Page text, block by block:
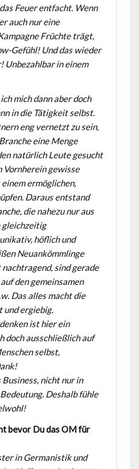
Feuer entfacht. Wenn
auch nur eine
Früchte trägt,
Gefühl! Und das wieder
Unbezahlbar in einem
mich dann aber doch
in die Tätigkeit selbst.
eng vernetzt zu sein,
eine Menge
natürlich Leute gesucht
Vornherein gewisse
ermöglichen,
Daraus entstand
die nahezu nur aus
gleichzeitig
höflich und
Neuankömmlinge
sind gerade
den gemeinsamen
Das alles macht die
und ergiebig.
ist hier ein
doch ausschließlich auf
selbst,
Business, nicht nur in
Deshalb fühle
bevor Du das OM für
in Germanistik und